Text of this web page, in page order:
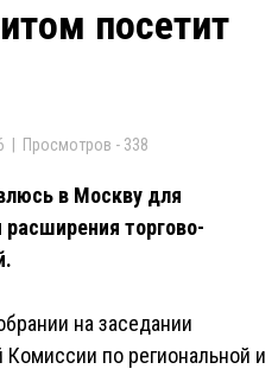
посетит
| Просмотров - 338
в Москву для
торгово-
на заседании
по региональной и